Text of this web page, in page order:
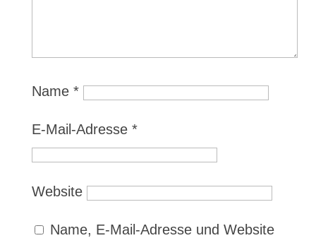
Name *
E-Mail-Adresse *
Website
Name, E-Mail-Adresse und Website